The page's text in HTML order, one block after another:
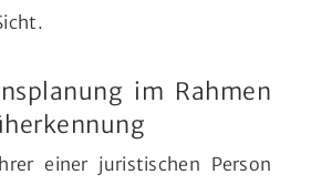
im Rahmen
einer juristischen Person